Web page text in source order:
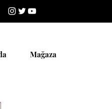
Mağaza